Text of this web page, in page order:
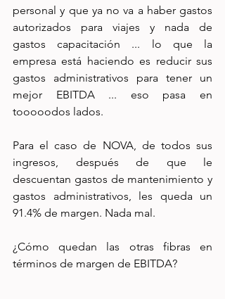
personal y que ya no va a haber gastos
autorizados para viajes y nada de
gastos capacitación ... lo que la
empresa está haciendo es reducir sus
gastos administrativos para tener un
mejor EBITDA ... eso pasa en
tooooodos lados.
Para el caso de NOVA, de todos sus
ingresos, después de que le
descuentan gastos de mantenimiento y
gastos administrativos, les queda un
91.4% de margen. Nada mal.
¿Cómo quedan las otras fibras en
términos de margen de EBITDA?